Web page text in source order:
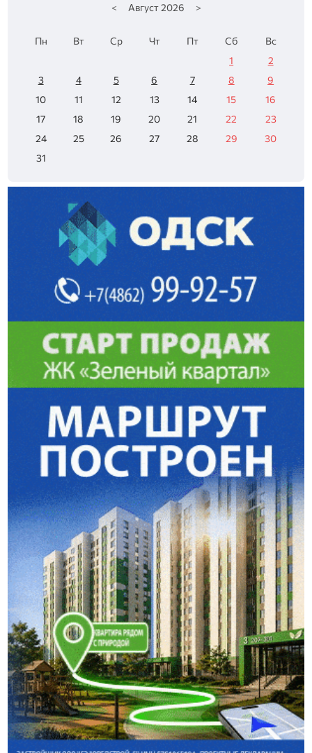
< Август 2026 >
Пн Вт Ср Чт Пт Сб
Вс
1
2
3
4 5 6 7 8
9
10
11 12 13 14 15
16
17
18 19 20 21 22
23
24
25 26 27 28 29
30
31